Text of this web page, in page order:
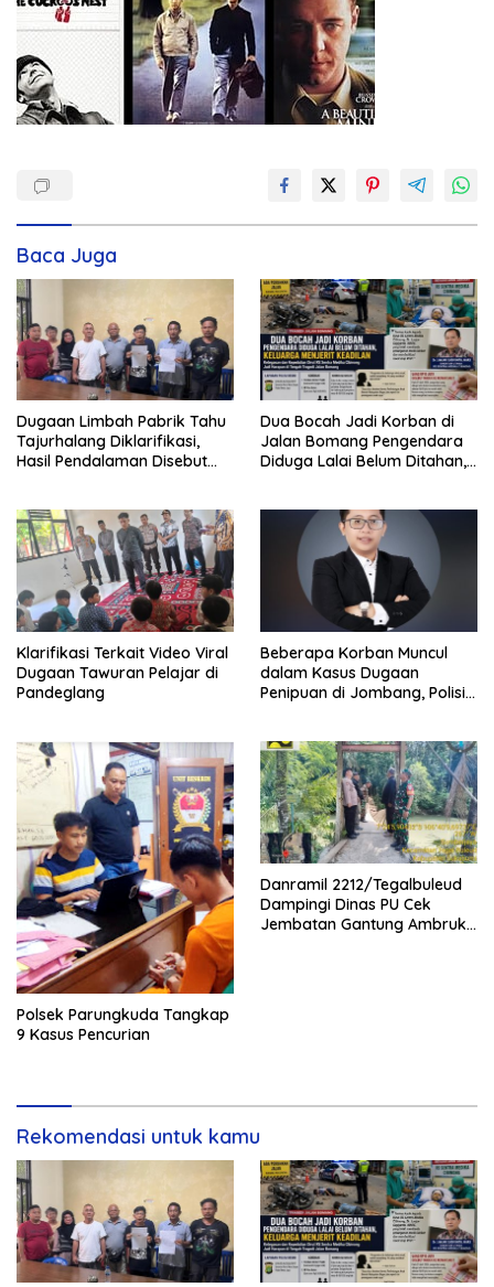
Baca Juga
Dugaan Limbah Pabrik Tahu
Tajurhalang Diklarifikasi,
Hasil Pendalaman Disebut
warga menempuh jalur
mediasi untuk menjaga
kondusivitas lingkungan,
sementara aspek
keselamatan kerja tetap
menjadi perhatian publik.
Dua Bocah Jadi Korban di
Jalan Bomang Pengendara
Diduga Lalai Belum Ditahan,
Klarifikasi Terkait Video Viral
Dugaan Tawuran Pelajar di
Pandeglang
Beberapa Korban Muncul
dalam Kasus Dugaan
Penipuan di Jombang, Polisi
Polsek Parungkuda Tangkap
9 Kasus Pencurian
Danramil 2212/Tegalbuleud
Dampingi Dinas PU Cek
Jembatan Gantung Ambruk
Rekomendasi untuk kamu